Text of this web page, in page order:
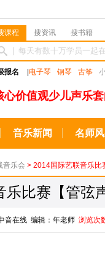
课程 搜资讯 搜书籍
报名 电子琴 钢琴 古筝
心价值观少儿声乐
音乐新闻 名师
音乐会 > 2014国际艺联音乐比
乐比赛【管弦
音在线 编辑：年老师浏览次